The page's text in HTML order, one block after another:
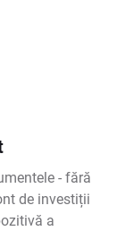
- fără
de investiții
a